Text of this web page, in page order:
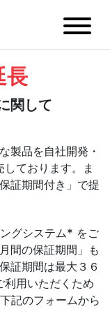
長
関して
製品を自社開発・
ております。ま
証期間付き」で提
グシステム* をご
間の保証期間」も
証期間は最大３６
利用いただくため
記のフォームから